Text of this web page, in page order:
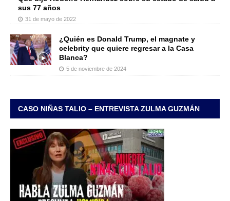
sus 77 años
31 de mayo de 2022
¿Quién es Donald Trump, el magnate y
celebrity que quiere regresar a la Casa
Blanca?
5 de noviembre de 2024
CASO NIÑAS TALIO – ENTREVISTA ZULMA GUZMÁN